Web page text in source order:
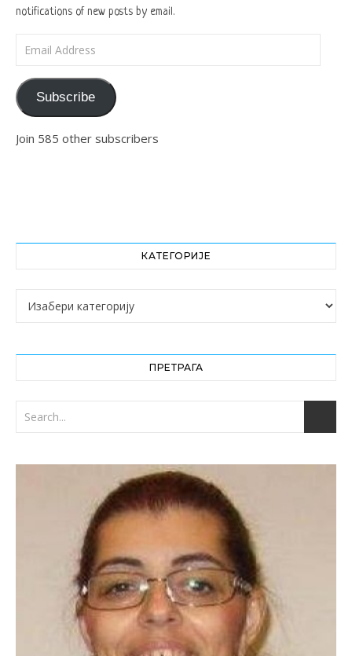
notifications of new posts by email.
Subscribe
Join 585 other subscribers
КАТЕГОРИЈЕ
Категорије
ПРЕТРАГА